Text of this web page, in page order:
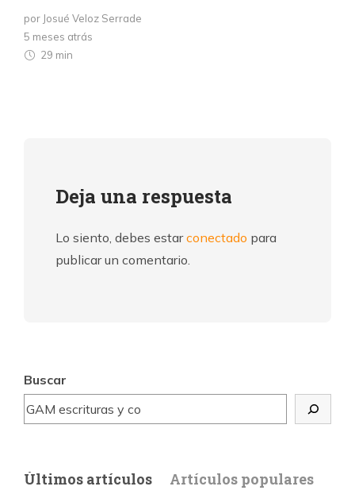
por Josué Veloz Serrade
5 meses atrás
29 min
Deja una respuesta
Lo siento, debes estarconectado para
publicar un comentario.
Buscar
Últimos artículos Artículos populares